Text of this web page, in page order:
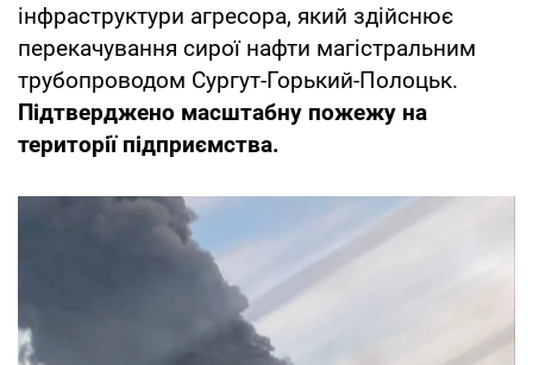
інфраструктури агресора, який здійснює
перекачування сирої нафти магістральним
трубопроводом Сургут-Горький-Полоцьк.
Підтверджено масштабну пожежу на
території підприємства.